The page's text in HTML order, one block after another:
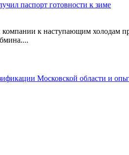
паспорт готовности к зиме
к наступающим холодам